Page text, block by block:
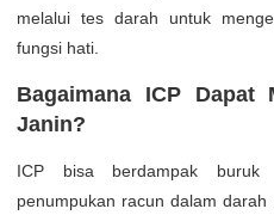
melalui tes darah untuk
fungsi hati.
Bagaimana ICP Dapat
Janin?
ICP bisa berdampak
penumpukan racun dalam